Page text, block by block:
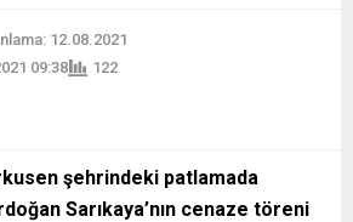
12.08.2021
09:38
122
şehrindeki patlamada
Sarıkaya’nın cenaze töreni